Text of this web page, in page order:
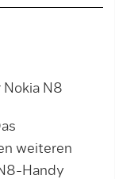
N8
weiteren
Handy